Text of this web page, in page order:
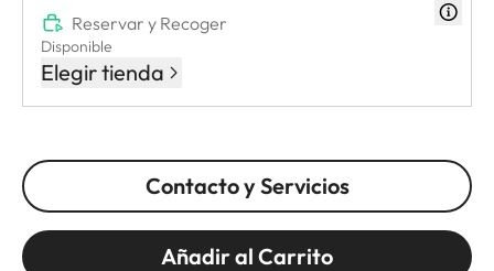
Reservar y Recoger
Disponible
Elegir tienda
Contacto y Servicios
Añadir al Carrito